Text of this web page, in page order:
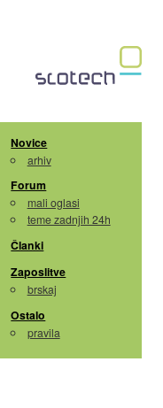
Novice
arhiv
Forum
mali oglasi
teme zadnjih 24h
Članki
Zaposlitve
brskaj
Ostalo
pravila